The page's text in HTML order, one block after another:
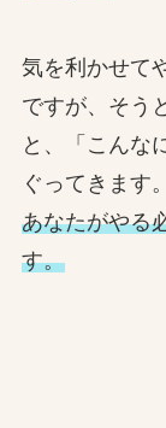
気を利かせて
ですが、そう
と、「こんな
ぐってきます
あなたがやる
す。